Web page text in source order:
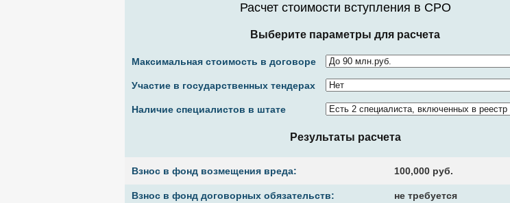
Расчет стоимости вступления в CPO
Выберите параметры для расчета
Максимальная стоимость в договоре
Участие в государственных тендерах
Наличие специалистов в штате
Результаты расчета
Взнос в фонд возмещения вреда: 100,000 руб.
Взнос в фонд договорных обязательств: не требуется